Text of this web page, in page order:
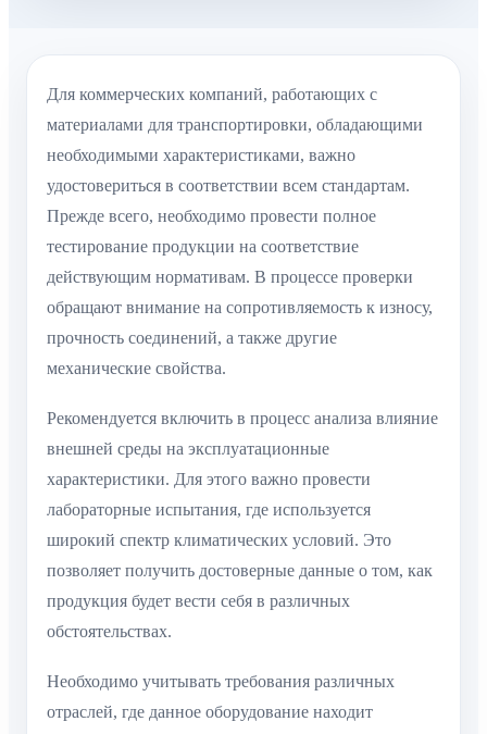
Для коммерческих компаний, работающих с
материалами для транспортировки, обладающими
необходимыми характеристиками, важно
удостовериться в соответствии всем стандартам.
Прежде всего, необходимо провести полное
тестирование продукции на соответствие
действующим нормативам. В процессе проверки
обращают внимание на сопротивляемость к износу,
прочность соединений, а также другие
механические свойства.
Рекомендуется включить в процесс анализа влияние
внешней среды на эксплуатационные
характеристики. Для этого важно провести
лабораторные испытания, где используется
широкий спектр климатических условий. Это
позволяет получить достоверные данные о том, как
продукция будет вести себя в различных
обстоятельствах.
Необходимо учитывать требования различных
отраслей, где данное оборудование находит